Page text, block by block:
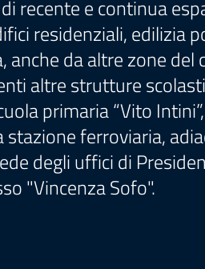
recente e continua
residenziali, edilizia
da altre zone
altre strutture
primaria “Vito
ferroviaria,
degli uffici di
"Vincenza Sofo".